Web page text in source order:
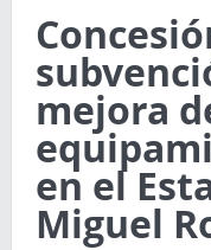
mejora
en el
Miguel